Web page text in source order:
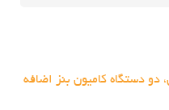
دو دستگاه کامیون بنز اضافه